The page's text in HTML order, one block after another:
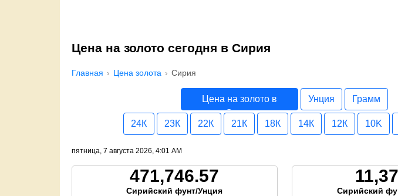
Цена на золото сегодня в Сирия
Главная Цена золота Сирия
Цена на золото в
Сирия
Унция Грамм
24К 23К 22К 21К 18К 14К 12К 10K
пятница, 7 августа 2026, 4:01 AM
471,746.57
Сирийский фунт/Унция Сирийский